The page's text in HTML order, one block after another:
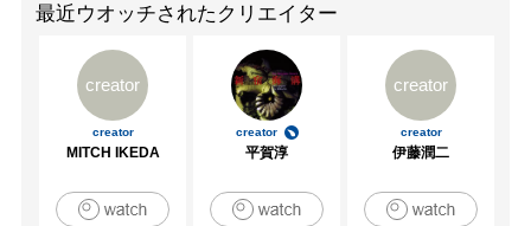
最近ウオッチされたクリエイター
creator
creator
MITCH IKEDA
creator
平賀淳
creator
creator
伊藤潤二